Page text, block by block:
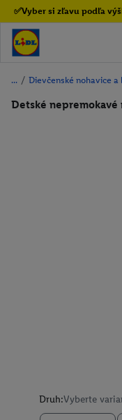
✅Vyber si zľavu podľa
/ Dievčenské nohavice a
Detské nepremokavé
Druh:Vyberte